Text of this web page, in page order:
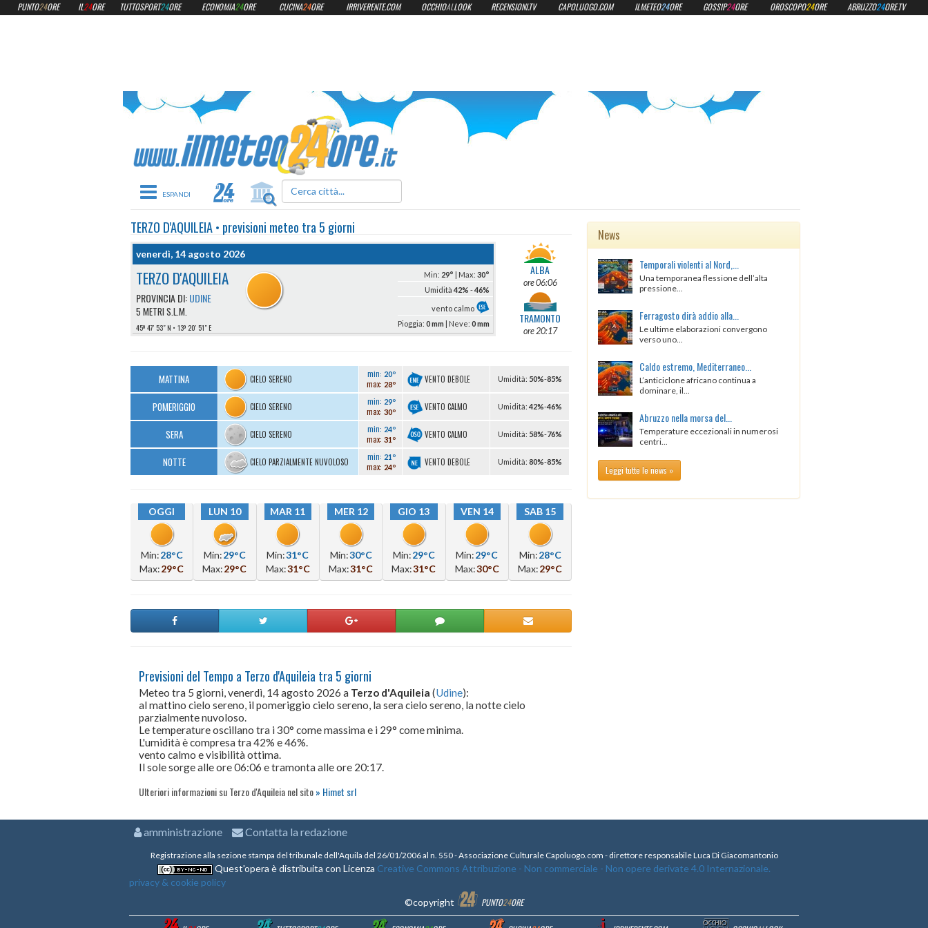
ilmeteo24ore.it
Toggle navigation
TERZO D'AQUILEIA• previsioni meteo tra 5 giorni
venerdì, 14 agosto 2026
TERZO D'AQUILEIA
PROVINCIA DI:UDINE
5 METRI S.L.M.
45º 47′ 53″ N 13º 20′ 51″ E
Min: 29° | Max:30°
Umidità42%-46%
vento calmo
Pioggia:0 mm | Neve:0 mm
ALBA
ore 06:06
TRAMONTO
ore 20:17
MATTINA CIELO SERENO min: 20º
max: 28º VENTO DEBOLE Umidità: 50%-85%
POMERIGGIO CIELO SERENO min: 29º
max: 30º VENTO CALMO Umidità: 42%-46%
SERA CIELO SERENO min: 24º
max: 31º VENTO CALMO Umidità: 58%-76%
NOTTE CIELO PARZIALMENTE NUVOLOSO min: 21º
max: 24º VENTO DEBOLE Umidità: 80%-85%
OGGI
Min:28°C
Max:29°C
LUN 10
Min:29°C
Max:29°C
MAR 11
Min:31°C
Max:31°C
MER 12
Min:30°C
Max:31°C
GIO 13
Min:29°C
Max:31°C
VEN 14
Min:29°C
Max:30°C
SAB 15
Min:28°C
Max:29°C
Previsioni del Tempo a Terzo d'Aquileia tra 5 giorni
Meteo tra 5 giorni, venerdì, 14 agosto 2026 a Terzo d'Aquileia (Udine):
al mattino cielo sereno, il pomeriggio cielo sereno, la sera cielo sereno, la notte cielo
parzialmente nuvoloso.
Le temperature oscillano tra i 30° come massima e i 29° come minima.
L'umidità è compresa tra 42% e 46%.
vento calmo e visibilità ottima.
Il sole sorge alle ore 06:06 e tramonta alle ore 20:17.
Ulteriori informazioni su Terzo d'Aquileia nel sito Himet srl
News
Temporali violenti al Nord,...
Una temporanea flessione dell’alta
pressione...
Ferragosto dirà addio alla...
Le ultime elaborazioni convergono
verso uno...
Caldo estremo, Mediterraneo...
L’anticiclone africano continua a
dominare, il...
Abruzzo nella morsa del...
Temperature eccezionali in numerosi
centri...
Leggi tutte le news »
PUNTO24ORE IL24ORE TUTTOSPORT24ORE ECONOMIA24ORE CUCINA24ORE IRRIVERENTE.COM OCCHIOALLOOK RECENSIONI.TV CAPOLUOGO.COM ILMETEO24ORE GOSSIP24ORE OROSCOPO24ORE ABRUZZO24ORE.TV
amministrazione Contatta la redazione
Registrazione alla sezione stampa del tribunale dell'Aquila del 26/01/2006 al n. 550 - Associazione Culturale Capoluogo.com - direttore responsabile Luca Di Giacomantonio
Quest'opera è distribuita con Licenza Creative Commons Attribuzione - Non commerciale - Non opere derivate 4.0 Internazionale.
privacy & cookie policy
©copyright
PUNTO24ORE